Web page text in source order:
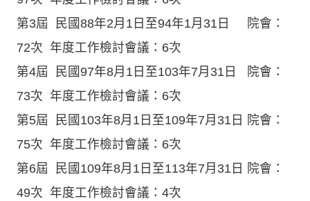
第3屆 民國88年2月1日至94年1月31日 院會：
72次 年度工作檢討會議：6次
第4屆 民國97年8月1日至103年7月31日 院會：
73次 年度工作檢討會議：6次
第5屆 民國103年8月1日至109年7月31日 院會：
75次 年度工作檢討會議：6次
第6屆 民國109年8月1日至113年7月31日 院會：
49次 年度工作檢討會議：4次